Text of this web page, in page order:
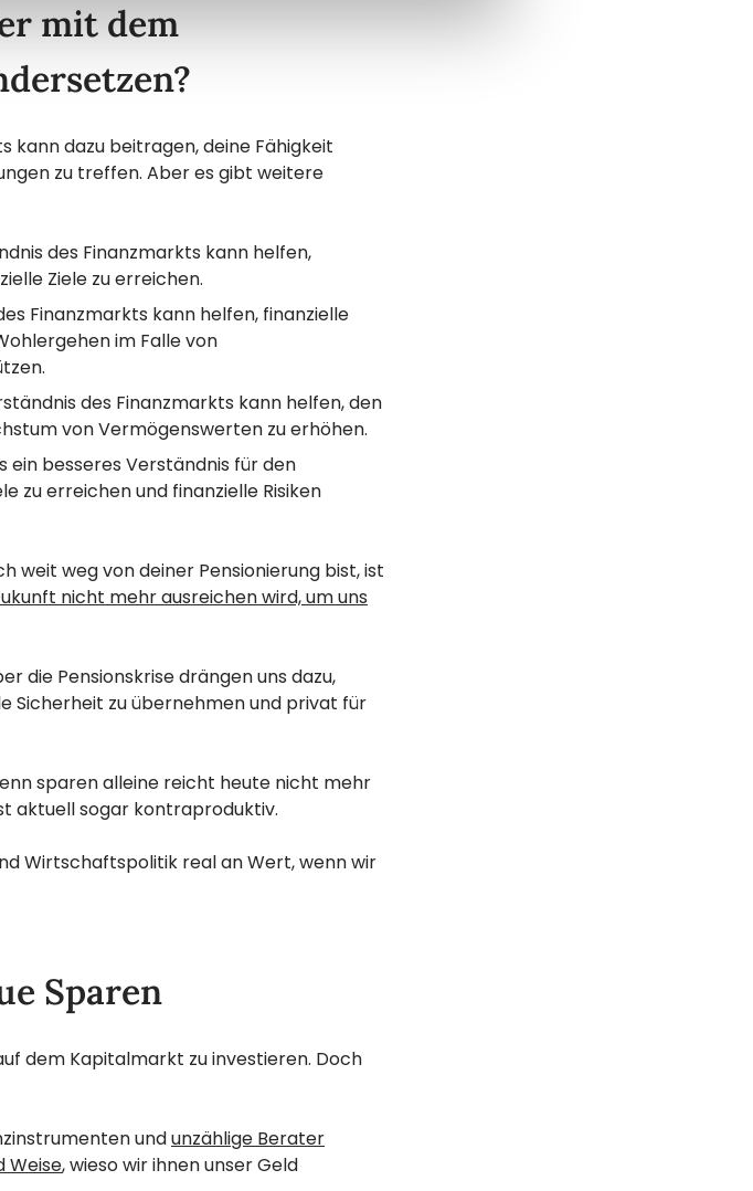
mit dem
kann dazu beitragen, deine Fähigkeit
zu treffen. Aber es gibt weitere
des Finanzmarkts kann helfen,
Ziele zu erreichen.
Finanzmarkts kann helfen, finanzielle
im Falle von
des Finanzmarkts kann helfen, den
von Vermögenswerten zu erhöhen.
ein besseres Verständnis für den
zu erreichen und finanzielle Risiken
weit weg von deiner Pensionierung bist, ist
nicht mehr ausreichen wird, um uns
die Pensionskrise drängen uns dazu,
Sicherheit zu übernehmen und privat für
sparen alleine reicht heute nicht mehr
aktuell sogar kontraproduktiv.
Wirtschaftspolitik real an Wert, wenn wir
Sparen
dem Kapitalmarkt zu investieren. Doch
undunzählige Berater
Weise, wieso wir ihnen unser Geld